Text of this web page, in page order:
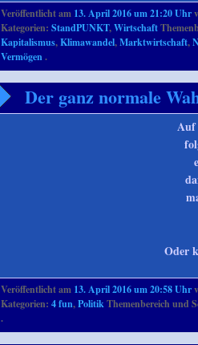
Veröffentlicht am 13. April 2016 um 21:20 Uhr
Kategorien:StandPUNKT,Wirtschaft
Kapitalismus,Klimawandel,Marktwirtschaft,
Vermögen.
Der ganz normale
Auf
Oder
Veröffentlicht am 13. April 2016 um 20:58 Uhr
Kategorien:4 fun,PolitikThemenbereich und
.